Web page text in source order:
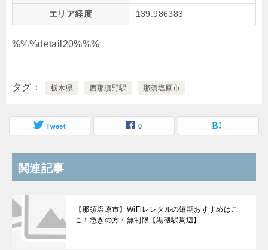
エリア経度 139.986383
%%%detail20%%%
タグ 栃木県 西那須野駅 那須塩原市
Tweet 0
関連記事
【那須塩原市】WiFiレンタルの短期おすすめはこ
こ！急ぎの方・無制限【黒磯駅周辺】